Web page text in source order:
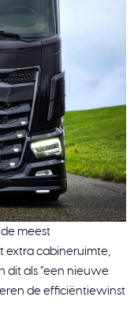
meest
extra cabine­ruimte,
dit als “een nieuwe
de efficiëntiewinst